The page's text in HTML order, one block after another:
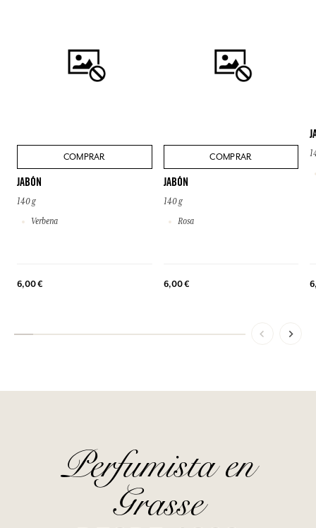
COMPRAR
JABÓN
140 g
Verbena
6,00 €
COMPRAR
JABÓN
140 g
Rosa
6,00 €
Perfumista en
Grasse